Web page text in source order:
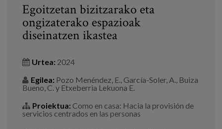
Egoitzetan bizitzarako eta
ongizaterako espazioak
diseinatzen ikastea
Urtea: 2024
Egilea: Pozo Menéndez, E., García-Soler, A., Buiza
Bueno, C. y Etxeberria Lekuona E.
Proiektua: Como en casa: Hacia la provisión de
servicios centrados en las personas